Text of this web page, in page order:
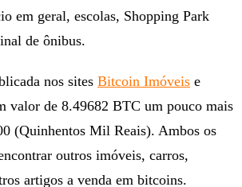
em geral, escolas, Shopping Park
de ônibus.
nos sites Bitcoin Imóveis e
valor de 8.49682 BTC um pouco mais
(Quinhentos Mil Reais). Ambos os
outros imóveis, carros,
artigos a venda em bitcoins.